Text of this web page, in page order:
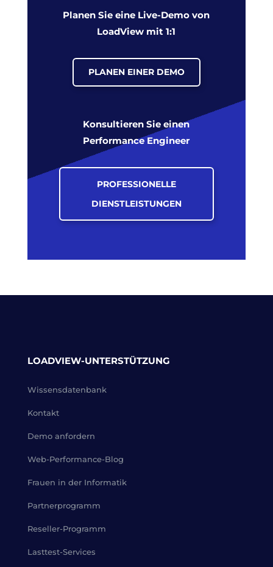
Planen Sie eine Live-Demo von
LoadView mit 1:1
PLANEN EINER DEMO
Konsultieren Sie einen
Performance Engineer
PROFESSIONELLE
DIENSTLEISTUNGEN
LOADVIEW-UNTERSTÜTZUNG
Wissensdatenbank
Kontakt
Demo anfordern
Web-Performance-Blog
Frauen in der Informatik
Partnerprogramm
Reseller-Programm
Lasttest-Services